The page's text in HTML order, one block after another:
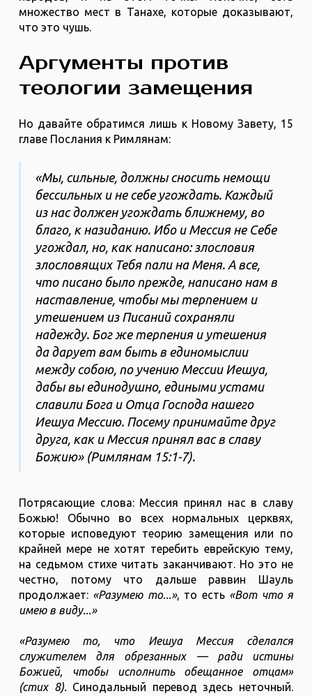
множество мест в Танахе, которые доказывают,
что это чушь.
Аргументы против
теологии замещения
Но давайте обратимся лишь к Новому Завету, 15
главе Послания к Римлянам:
«Мы, сильные, должны сносить немощи
бессильных и не себе угождать. Каждый
из нас должен угождать ближнему, во
благо, к назиданию. Ибо и Мессия не Себе
угождал, но, как написано: злословия
злословящих Тебя пали на Меня. А все,
что писано было прежде, написано нам в
наставление, чтобы мы терпением и
утешением из Писаний сохраняли
надежду. Бог же терпения и утешения
да дарует вам быть в единомыслии
между собою, по учению Мессии Иешуа,
дабы вы единодушно, едиными устами
славили Бога и Отца Господа нашего
Иешуа Мессию. Посему принимайте друг
друга, как и Мессия принял вас в славу
Божию» (Римлянам 15:1-7).
Потрясающие слова: Мессия принял нас в славу
Божью! Обычно во всех нормальных церквях,
которые исповедуют теорию замещения или по
крайней мере не хотят теребить еврейскую тему,
на седьмом стихе читать заканчивают. Но это не
честно, потому что дальше раввин Шауль
продолжает: «Разумею то...», то есть «Вот что я
имею в виду...»
«Разумею то, что Иешуа Мессия сделался
служителем для обрезанных — ради истины
Божией, чтобы исполнить обещанное отцам»
(стих 8).Синодальный перевод здесь неточный.